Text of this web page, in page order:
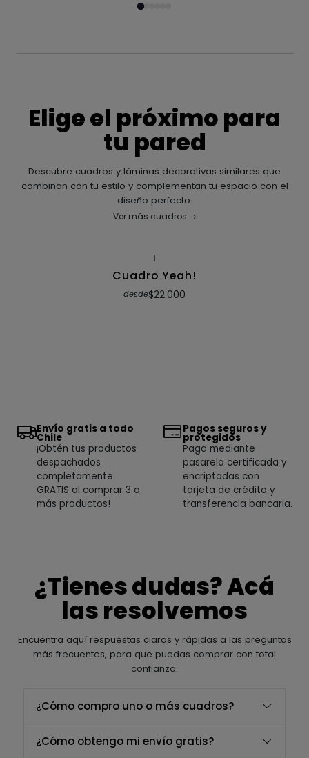
Elige el próximo para
tu pared
Descubre cuadros y láminas decorativas similares que
combinan con tu estilo y complementan tu espacio con el
diseño perfecto.
Ver más cuadros
|
Cuadro Yeah!
desde$22.000
Envío gratis a todo
Chile
¡Obtén tus productos
despachados
completamente
GRATIS al comprar 3 o
más productos!
Pagos seguros y
protegidos
Paga mediante
pasarela certificada y
encriptadas con
tarjeta de crédito y
transferencia bancaria.
¿Tienes dudas? Acá
las resolvemos
Encuentra aquí respuestas claras y rápidas a las preguntas
más frecuentes, para que puedas comprar con total
confianza.
¿Cómo compro uno o más cuadros?
¿Cómo obtengo mi envío gratis?